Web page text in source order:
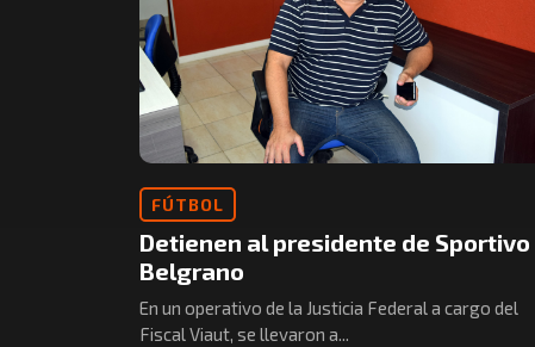
FÚTBOL
Detienen al presidente de Sportivo
Belgrano
En un operativo de la Justicia Federal a cargo del
Fiscal Viaut, se llevaron a...